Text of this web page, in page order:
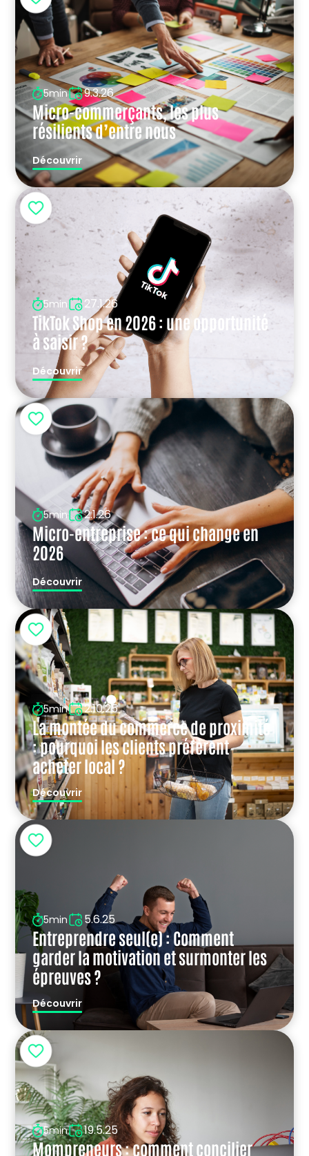
5min 9.3.26
Micro-commerçants, les plus
résilients d’entre nous
Découvrir
5min 27.1.26
TikTok Shop en 2026 : une opportunité
à saisir ?
Découvrir
5min 2.1.26
Micro-entreprise : ce qui change en
2026
Découvrir
5min 2.10.25
La montée du commerce de proximité
: pourquoi les clients préfèrent
acheter local ?
Découvrir
5min 5.6.25
Entreprendre seul(e) : Comment
garder la motivation et surmonter les
épreuves ?
Découvrir
5min 19.5.25
Mompreneurs : comment concilier